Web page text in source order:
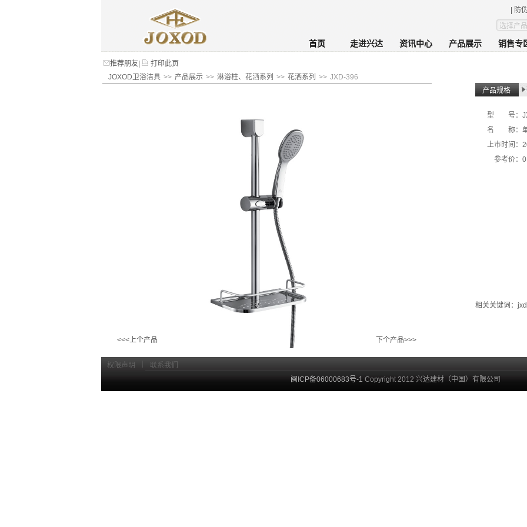
| 防
首页 走进兴达 资讯中心 产品展示 销售专
推荐朋友|
打印此页
JOXOD卫浴洁具 >> 产品展示 >> 淋浴柱、花洒系列 >> 花洒系列 >> JXD-396
<<<上个产品 下个产品>>>
产品规格
型 号：
名 称：
上市时间：
参考价：
相关关键词：
权限声明
联系我们
闽ICP备06000683号-1 Copyright 2012 兴达建材（中国）有限公司